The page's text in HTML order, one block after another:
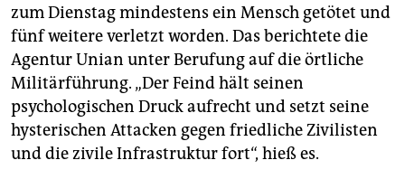
zum Dienstag mindestens ein Mensch getötet und
fünf weitere verletzt worden. Das berichtete die
Agentur Unian unter Berufung auf die örtliche
Militärführung. „Der Feind hält seinen
psychologischen Druck aufrecht und setzt seine
hysterischen Attacken gegen friedliche Zivilisten
und die zivile Infrastruktur fort“, hieß es.